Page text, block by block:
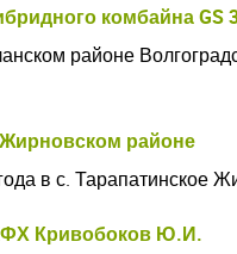
комбайна GS
районе
районе
в с. Тарапатинское
Кривобоков Ю.И.